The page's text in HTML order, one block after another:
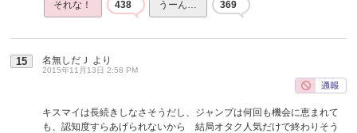
それな！ 438 うーん… 369
15 名無しだＪ より
2015年11月13日 2:58 PM
キスマイは長続きしなさそうだし、ジャンプは何回も機会に恵まれて
も、認知度すらあげられないから 結局オタク人気だけで終わりそう